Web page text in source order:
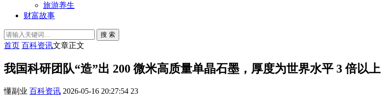
旅游养生
财富故事
搜 索
首页 百科资讯文章正文
我国科研团队“造”出 200 微米高质量单晶石墨，厚度为世界水平 3 倍以上
懂副业 百科资讯 2026-05-16 20:27:54 23